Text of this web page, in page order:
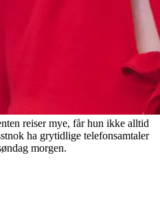
reiser mye, får hun ikke alltid
ha grytidlige telefonsamtaler
morgen.